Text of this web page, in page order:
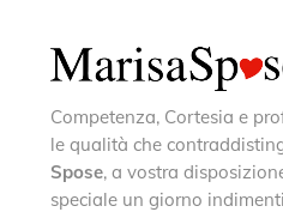
Competenza, Cortesia e
le qualità che
Spose, a vostra
speciale un giorno